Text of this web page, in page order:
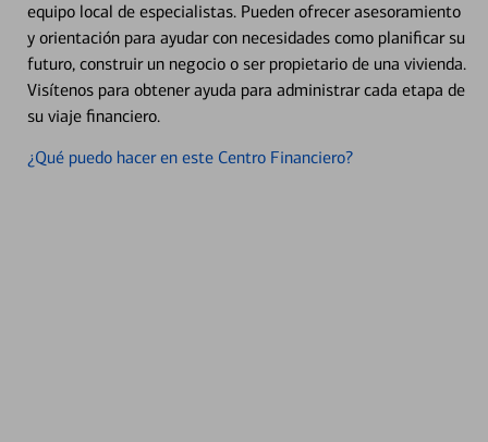
equipo local de especialistas. Pueden ofrecer asesoramiento
y orientación para ayudar con necesidades como planificar su
futuro, construir un negocio o ser propietario de una vivienda.
Visítenos para obtener ayuda para administrar cada etapa de
su viaje financiero.
¿Qué puedo hacer en este Centro Financiero?